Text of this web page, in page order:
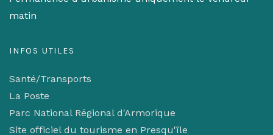
matin
INFOS UTILES
Santé/Transports
La Poste
Parc National Régional d'Armorique
Site officiel du tourisme en Presqu'île